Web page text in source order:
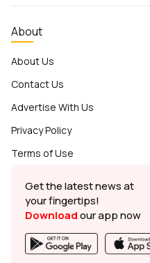
About
About Us
Contact Us
Advertise With Us
Privacy Policy
Terms of Use
Get the latest news at
your fingertips!
Downloadour app now